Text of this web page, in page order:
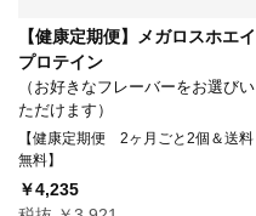
【健康定期便】メガロスホエイ
プロテイン
（お好きなフレーバーをお選びい
ただけます）
【健康定期便 2ヶ月ごと2個＆送料
無料】
￥4,235